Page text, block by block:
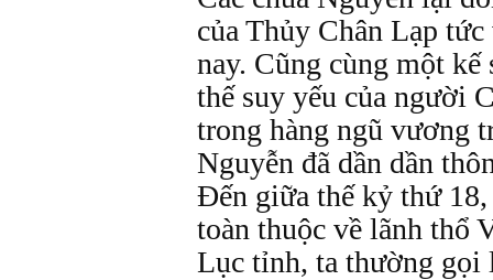
của Thủy Chân Lạp
nay. Cũng cùng một kế
thế suy yếu của người
trong hàng ngũ vương
Nguyễn đã dần dần
Đến giữa thế kỷ thứ
toàn thuộc về lãnh thổ
Lục tỉnh, ta thường gọi